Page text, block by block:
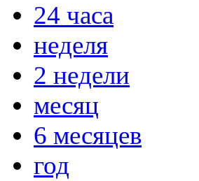
24 часа
неделя
2 недели
месяц
6 месяцев
год